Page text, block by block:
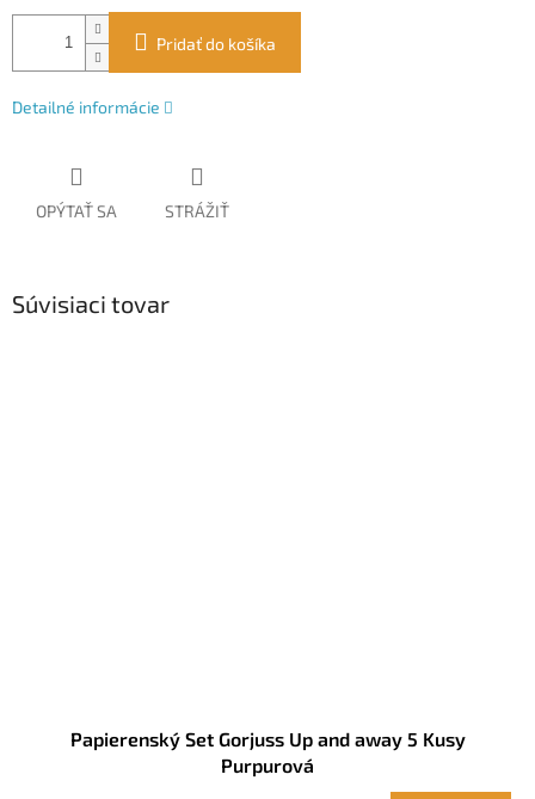
cena:
Pridať do košíka
Detailné informácie
OPÝTAŤ SA STRÁŽIŤ
Súvisiaci tovar
Papierenský Set Gorjuss Up and away 5 Kusy
Purpurová